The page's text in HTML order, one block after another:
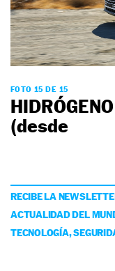
FOTO 15 DE 15
(desde
RECIBE LA
ACTUALIDAD DEL
TECNOLOGÍA,